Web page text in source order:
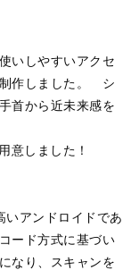
いしやすいアクセ
作しました。 シ
首から近未来感を
意しました！
いアンドロイドであ
ード方式に基づい
なり、スキャンを